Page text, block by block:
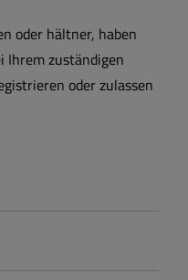
oder hältner, haben
Ihrem zuständigen
oder zulassen